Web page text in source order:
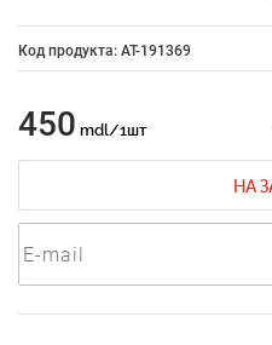
Код продукта: AT-191369
450 mdl/1шт
НА